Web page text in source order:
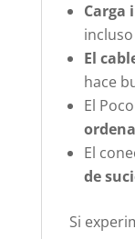
Carga
El
hace
El
El
de
Si